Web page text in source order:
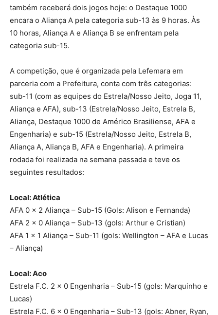
também receberá dois jogos hoje: o Destaque 1000
encara o Aliança A pela categoria sub-13 às 9 horas. Às
10 horas, Aliança A e Aliança B se enfrentam pela
categoria sub-15.
A competição, que é organizada pela Lefemara em
parceria com a Prefeitura, conta com três categorias:
sub-11 (com as equipes do Estrela/Nosso Jeito, Joga 11,
Aliança e AFA), sub-13 (Estrela/Nosso Jeito, Estrela B,
Aliança, Destaque 1000 de Américo Brasiliense, AFA e
Engenharia) e sub-15 (Estrela/Nosso Jeito, Estrela B,
Aliança A, Aliança B, AFA e Engenharia). A primeira
rodada foi realizada na semana passada e teve os
seguintes resultados:
Local: Atlética
AFA 0 x 2 Aliança – Sub-15 (Gols: Alison e Fernanda)
AFA 2 x 0 Aliança – Sub-13 (gols: Arthur e Cristian)
AFA 1 x 1 Aliança – Sub-11 (gols: Wellington – AFA e Lucas
– Aliança)
Local: Aco
Estrela F.C. 2 x 0 Engenharia – Sub-15 (gols: Marquinho e
Lucas)
Estrela F.C. 6 x 0 Engenharia – Sub-13 (gols: Abner, Ryan,